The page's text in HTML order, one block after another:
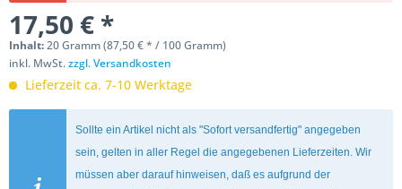
17,50 € *
Inhalt:20 Gramm (87,50 € * / 100 Gramm)
inkl. MwSt.zzgl. Versandkosten
Lieferzeit ca. 7-10 Werktage
Sollte ein Artikel nicht als "Sofort versandfertig" angegeben
sein, gelten in aller Regel die angegebenen Lieferzeiten. Wir
müssen aber darauf hinweisen, daß es aufgrund der